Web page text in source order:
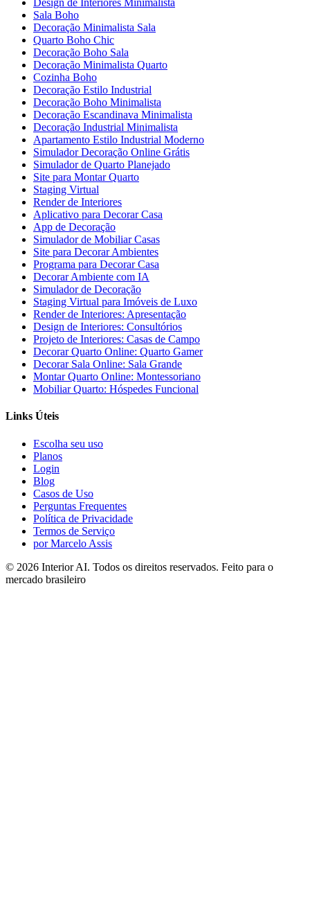
Design de Interiores Minimalista
Sala Boho
Decoração Minimalista Sala
Quarto Boho Chic
Decoração Boho Sala
Decoração Minimalista Quarto
Cozinha Boho
Decoração Estilo Industrial
Decoração Boho Minimalista
Decoração Escandinava Minimalista
Decoração Industrial Minimalista
Apartamento Estilo Industrial Moderno
Simulador Decoração Online Grátis
Simulador de Quarto Planejado
Site para Montar Quarto
Staging Virtual
Render de Interiores
Aplicativo para Decorar Casa
App de Decoração
Simulador de Mobiliar Casas
Site para Decorar Ambientes
Programa para Decorar Casa
Decorar Ambiente com IA
Simulador de Decoração
Staging Virtual para Imóveis de Luxo
Render de Interiores: Apresentação
Design de Interiores: Consultórios
Projeto de Interiores: Casas de Campo
Decorar Quarto Online: Quarto Gamer
Decorar Sala Online: Sala Grande
Montar Quarto Online: Montessoriano
Mobiliar Quarto: Hóspedes Funcional
Links Úteis
Escolha seu uso
Planos
Login
Blog
Casos de Uso
Perguntas Frequentes
Política de Privacidade
Termos de Serviço
por Marcelo Assis
© 2026 Interior AI. Todos os direitos reservados. Feito para o
mercado brasileiro